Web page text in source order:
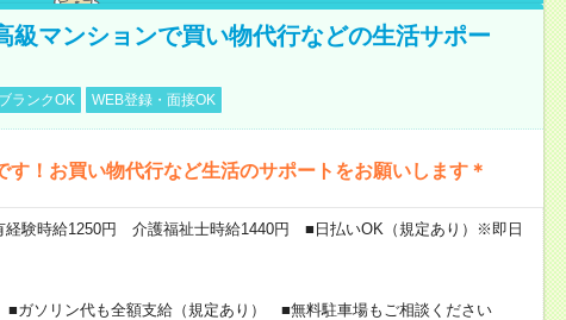
級マンションで買い物代行などの生活サポー
ブランクOK WEB登録・面接OK
す！お買い物代行など生活のサポートをお願いします＊
験時給1250円 介護福祉士時給1440円 ■日払いOK（規定あり）※即日
ガソリン代も全額支給（規定あり） ■無料駐車場もご相談ください